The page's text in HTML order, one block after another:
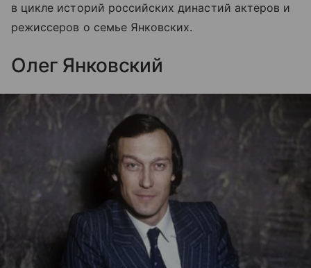
в цикле историй российских династий актеров и
режиссеров о семье Янковских.
Олег Янковский